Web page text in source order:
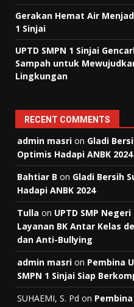
Gerakan Hemat Air
1 Sinjai
UPTD SMPN 1 Sinjai
Sampah untuk
Lingkungan
RECENT COMMENTS
admin masri on Gladi
Optimis Hadapi ANBK 2024
Bahtiar B on Gladi Bersih
Hadapi ANBK 2024
Tulla on UPTD SMP
Layanan BK Antar Kelas
dan Anti-Bullying
admin masri on Pembina
SMPN 1 Sinjai Siap
SUHAEMI, S. Pd on